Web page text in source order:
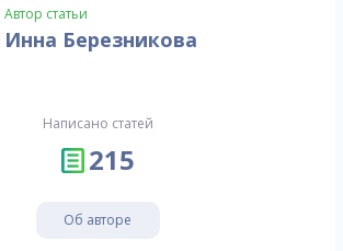
Автор статьи
Инна Березникова
Написано статей
215
Об авторе